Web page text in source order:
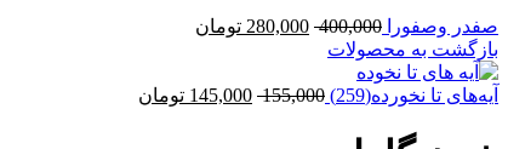
صفدر وصفورا 400,000
280,000 تومان
بازگشت به محصولات
آیه‌های تا نخورده(259) 155,000
145,000 تومان